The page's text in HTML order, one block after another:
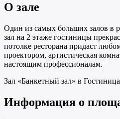
О зале
Один из самых больших залов в
зал на 2 этаже гостиницы
потолке ресторана придаст
проектором, артистическая
настоящим профессионалам.
Зал «Банкетный зал» в
Информация о